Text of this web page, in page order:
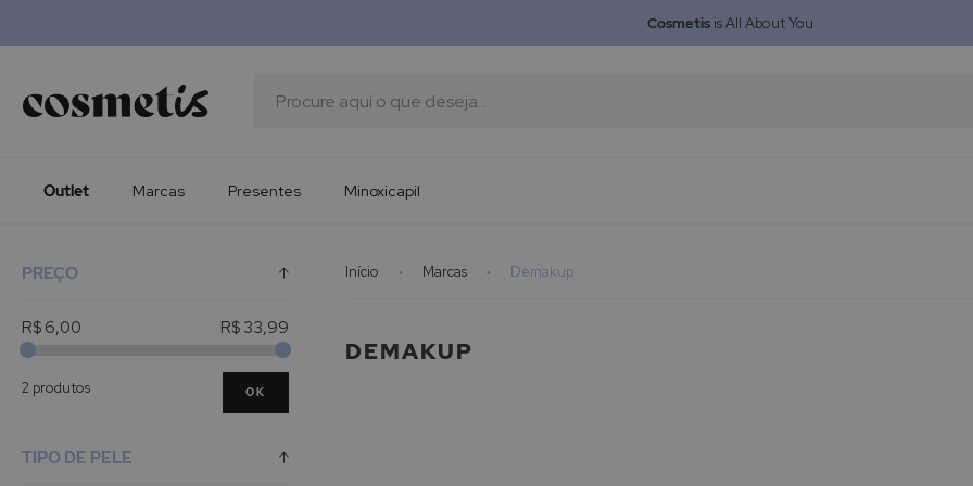
Cosmetisis All About You
Procura
Presentes
Minoxicapil
Outlet Marcas Presentes Minoxicapil
Início Marcas Demakup
DEMAKUP
PREÇO
R$ 6,00 R$ 33,99
2 produtos OK
TIPO DE PELE